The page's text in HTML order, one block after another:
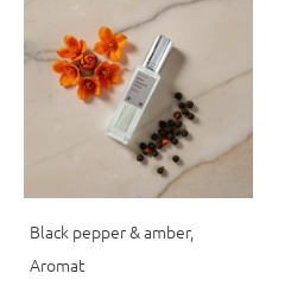
Black pepper & amber,
Aromat